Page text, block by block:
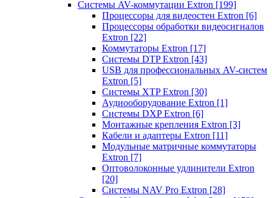
Системы AV-коммутации Extron [199]
Процессоры для видеостен Extron [6]
Процессоры обработки видеосигналов
Extron [22]
Коммутаторы Extron [17]
Системы DTP Extron [43]
USB для профессиональных AV-систем
Extron [5]
Системы XTP Extron [30]
Аудиооборудование Extron [1]
Системы DXP Extron [6]
Монтажные крепления Extron [3]
Кабели и адаптеры Extron [11]
Модульные матричные коммутаторы
Extron [7]
Оптоволоконные удлинители Extron
[20]
Системы NAV Pro Extron [28]